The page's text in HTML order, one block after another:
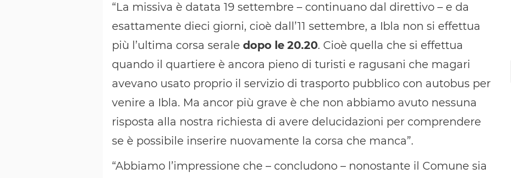
“La missiva è datata 19 settembre – continuano dal direttivo – e da
esattamente dieci giorni, cioè dall’11 settembre, a Ibla non si effettua
più l’ultima corsa serale dopo le 20.20. Cioè quella che si effettua
quando il quartiere è ancora pieno di turisti e ragusani che magari
avevano usato proprio il servizio di trasporto pubblico con autobus per
venire a Ibla. Ma ancor più grave è che non abbiamo avuto nessuna
risposta alla nostra richiesta di avere delucidazioni per comprendere
se è possibile inserire nuovamente la corsa che manca”.
“Abbiamo l’impressione che – concludono – nonostante il Comune sia